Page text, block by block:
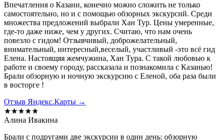
Впечатления о Казани, конечно можно сложить не только
самостоятельно, но и с помощью обзорных экскурсий. Среди
множества предложений выбрали Хан Тур. Цены умеренные,
где-то даже ниже, чем у других. Считаю, что нам очень
повезло с гидом! Отзывчивый, доброжелательный,
внимательный, интересный,веселый, участливый -это всё гид
Елена. Настоящяя жемчужина, Хан Тура. С такой любовью к
работе и своему городу, рассказала и познакомила с Казанью!
Брали обзорную и ночную экскурсию с Еленой, оба раза были
в восторге !
Отзыв Яндекс.Карты →
★★★★★
Алина Ивакина
Брали с подругами две экскурсии в один день: обзорную